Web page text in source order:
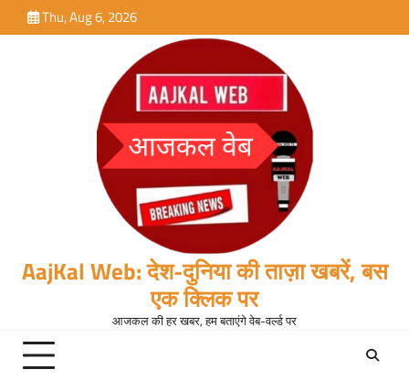
to
Thu, Aug 6, 2026
AajKal Web: देश-दुनिया की ताज़ा खबरें, बस
एक क्लिक पर
आजकल की हर खबर, हम बताएंगे वेब-वर्ल्ड पर